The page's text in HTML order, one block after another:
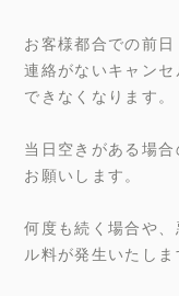
お客様都合での前日
連絡がないキャン
できなくなります。
当日空きがある場
お願いします。
何度も続く場合や
ル料が発生いたしま